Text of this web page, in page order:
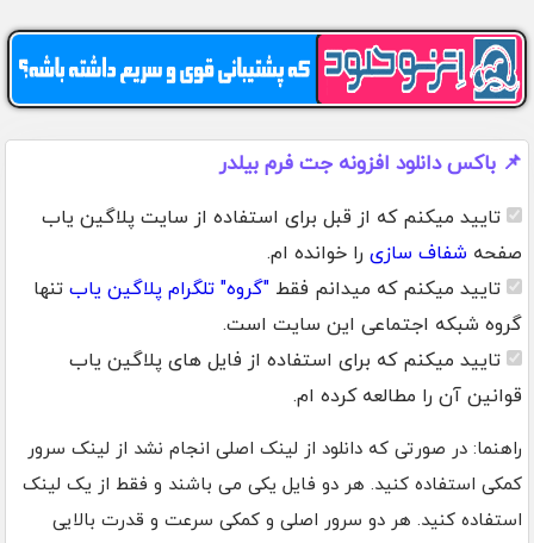
📌 باکس دانلود افزونه جت فرم بیلدر
تایید میکنم که از قبل برای استفاده از سایت پلاگین یاب
صفحه شفاف سازی را خوانده ام.
تایید میکنم که میدانم فقط "گروه" تلگرام پلاگین یاب تنها
گروه شبکه اجتماعی این سایت است.
تایید میکنم که برای استفاده از فایل های پلاگین یاب
قوانین آن را مطالعه کرده ام.
راهنما: در صورتی که دانلود از لینک اصلی انجام نشد از لینک سرور
کمکی استفاده کنید. هر دو فایل یکی می باشند و فقط از یک لینک
استفاده کنید. هر دو سرور اصلی و کمکی سرعت و قدرت بالایی